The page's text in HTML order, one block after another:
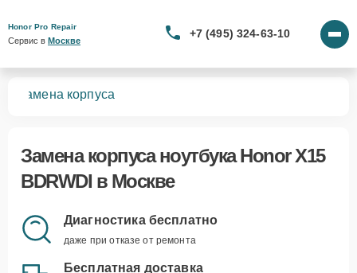
Honor Pro Repair
Сервис в Москве
+7 (495) 324-63-10
Замена корпуса
Замена корпуса ноутбука Honor X15
BDRWDI в Москве
Диагностика бесплатно
даже при отказе от ремонта
Бесплатная доставка